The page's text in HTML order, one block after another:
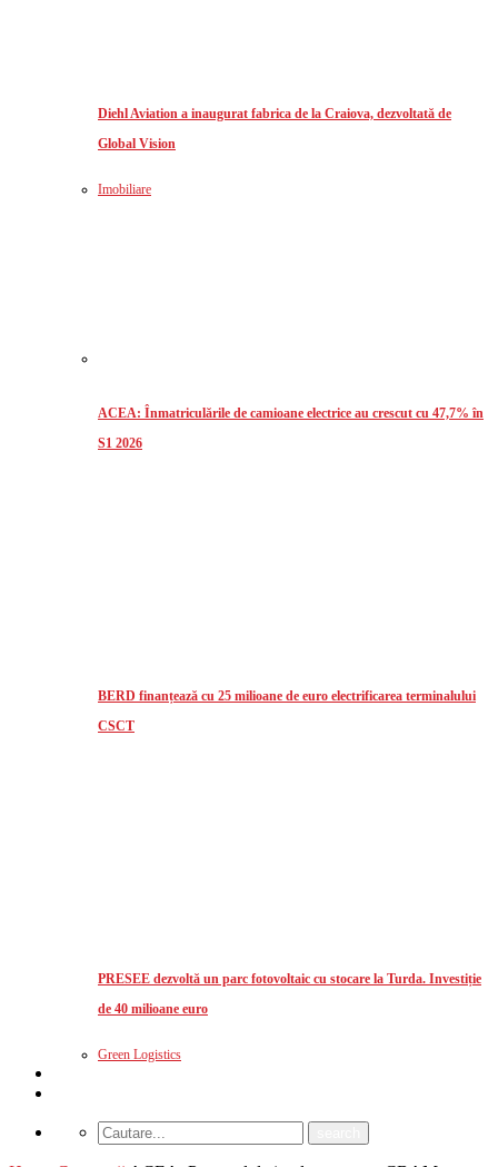
Diehl Aviation a inaugurat fabrica de la Craiova, dezvoltată de
Global Vision
Imobiliare
ACEA: Înmatriculările de camioane electrice au crescut cu 47,7% în
S1 2026
BERD finanțează cu 25 milioane de euro electrificarea terminalului
CSCT
PRESEE dezvoltă un parc fotovoltaic cu stocare la Turda. Investiție
de 40 milioane euro
Green Logistics